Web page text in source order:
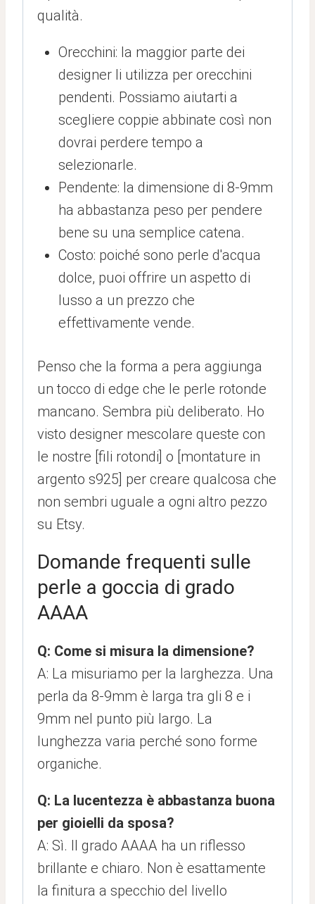
qualità.
Orecchini: la maggior parte dei
designer li utilizza per orecchini
pendenti. Possiamo aiutarti a
scegliere coppie abbinate così non
dovrai perdere tempo a
selezionarle.
Pendente: la dimensione di 8-9mm
ha abbastanza peso per pendere
bene su una semplice catena.
Costo: poiché sono perle d'acqua
dolce, puoi offrire un aspetto di
lusso a un prezzo che
effettivamente vende.
Penso che la forma a pera aggiunga
un tocco di edge che le perle rotonde
mancano. Sembra più deliberato. Ho
visto designer mescolare queste con
le nostre [fili rotondi] o [montature in
argento s925] per creare qualcosa che
non sembri uguale a ogni altro pezzo
su Etsy.
Domande frequenti sulle
perle a goccia di grado
AAAA
Q: Come si misura la dimensione?
A: La misuriamo per la larghezza. Una
perla da 8-9mm è larga tra gli 8 e i
9mm nel punto più largo. La
lunghezza varia perché sono forme
organiche.
Q: La lucentezza è abbastanza buona
per gioielli da sposa?
A: Sì. Il grado AAAA ha un riflesso
brillante e chiaro. Non è esattamente
la finitura a specchio del livello